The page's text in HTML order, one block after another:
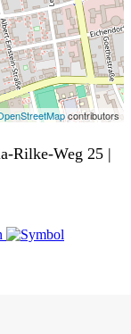
contributors
Rilke-Weg 25 |